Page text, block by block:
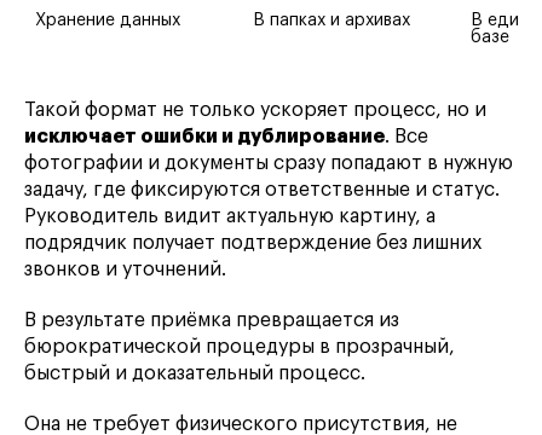
Хранение данных В папках и архивах
В
базе
Такой формат не только ускоряет процесс, но и
исключает ошибки и дублирование. Все
фотографии и документы сразу попадают в нужную
задачу, где фиксируются ответственные и статус.
Руководитель видит актуальную картину, а
подрядчик получает подтверждение без лишних
звонков и уточнений.
В результате приёмка превращается из
бюрократической процедуры в прозрачный,
быстрый и доказательный процесс.
Она не требует физического присутствия, не